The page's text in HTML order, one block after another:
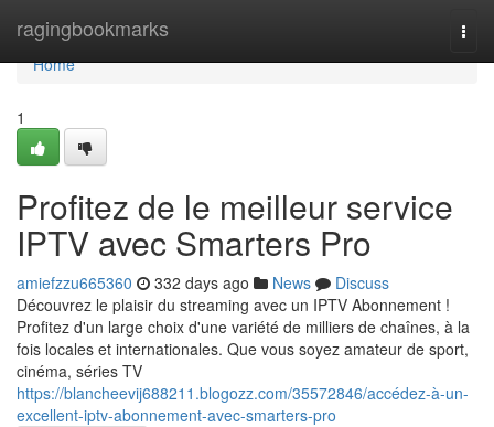
ragingbookmarks
Home
Home
1
Profitez de le meilleur service
IPTV avec Smarters Pro
amiefzzu665360 332 days ago News
Discuss
Découvrez le plaisir du streaming avec un IPTV Abonnement !
Profitez d'un large choix d'une variété de milliers de chaînes, à la
fois locales et internationales. Que vous soyez amateur de sport,
cinéma, séries TV
https://blancheevij688211.blogozz.com/35572846/accédez-à-un-
excellent-iptv-abonnement-avec-smarters-pro